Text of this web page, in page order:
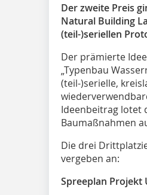
Der zweite Preis
Natural Building
(teil-)seriellen
Der prämierte
„Typenbau
(teil-)serielle,
Ideenbeitrag lotet
Baumaßnahmen
Die drei
vergeben an:
Spreeplan Projekt